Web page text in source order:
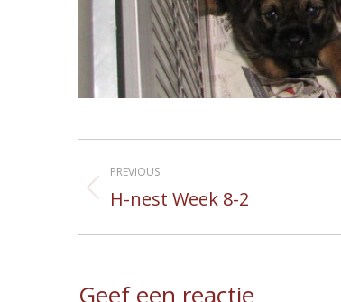
Album
navigation
PREVIOUS
Previous
H-nest Week 8-2
Geef een reactie